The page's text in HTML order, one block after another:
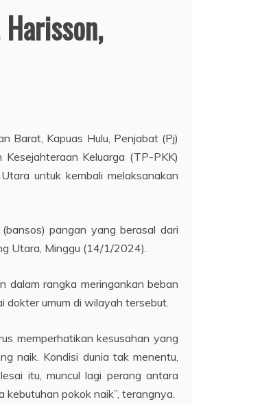
Barat, Kapuas Hulu, Penjabat (Pj)
Keluarga (TP-PKK)
untuk kembali melaksanakan
pangan yang berasal dari
Utara, Minggu (14/1/2024).
dalam rangka meringankan beban
umum di wilayah tersebut.
memperhatikan kesusahan yang
naik. Kondisi dunia tak menentu,
itu, muncul lagi perang antara
pokok naik”, terangnya.